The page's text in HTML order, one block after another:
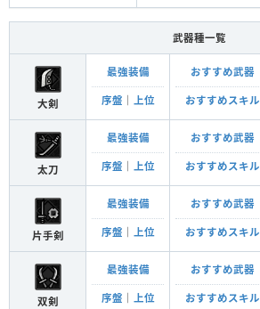
武器種一覧
大剣
最強装備
序盤 上位
おすすめ武器
おすすめスキル
太刀
最強装備
序盤 上位
おすすめ武器
おすすめスキル
片手剣
最強装備
序盤 上位
おすすめ武器
おすすめスキル
双剣
最強装備
序盤 上位
おすすめ武器
おすすめスキル